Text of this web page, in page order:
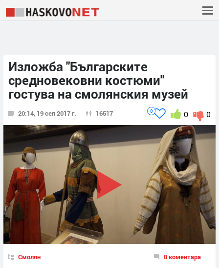
Изложба "Българските
средновековни костюми"
гостува на смолянския музей
20:14, 19 сеп 2017 г. 16517 0
0
0
Смолян 0 коментара